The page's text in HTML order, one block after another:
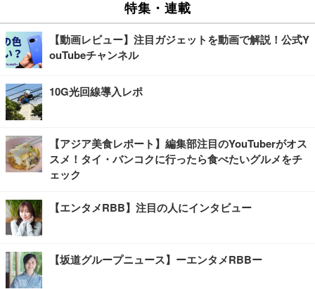
特集・連載
【動画レビュー】注目ガジェットを動画で解説！公式Y
ouTubeチャンネル
10G光回線導入レポ
【アジア美食レポート】編集部注目のYouTuberがオス
スメ！タイ・バンコクに行ったら食べたいグルメをチ
ェック
【エンタメRBB】注目の人にインタビュー
【坂道グループニュース】ーエンタメRBBー